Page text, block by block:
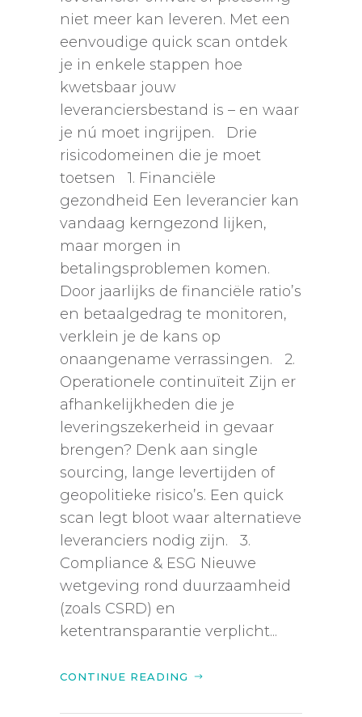
niet meer kan leveren. Met een
eenvoudige quick scan ontdek
je in enkele stappen hoe
kwetsbaar jouw
leveranciersbestand is – en waar
je nú moet ingrijpen. Drie
risicodomeinen die je moet
toetsen 1. Financiële
gezondheid Een leverancier kan
vandaag kerngezond lijken,
maar morgen in
betalingsproblemen komen.
Door jaarlijks de financiële ratio’s
en betaalgedrag te monitoren,
verklein je de kans op
onaangename verrassingen. 2.
Operationele continuïteit Zijn er
afhankelijkheden die je
leveringszekerheid in gevaar
brengen? Denk aan single
sourcing, lange levertijden of
geopolitieke risico’s. Een quick
scan legt bloot waar alternatieve
leveranciers nodig zijn. 3.
Compliance & ESG Nieuwe
wetgeving rond duurzaamheid
(zoals CSRD) en
ketentransparantie verplicht...
CONTINUE READING